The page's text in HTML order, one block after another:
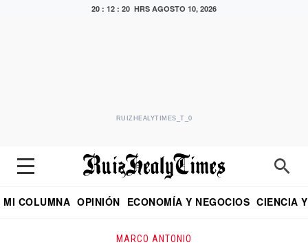
20 : 12 : 21 HRS AGOSTO 10, 2026
RUIZHEALYTIMES_T_0
MI COLUMNA OPINIÓN ECONOMÍA Y NEGOCIOS CIENCIA
MARCO ANTONIO